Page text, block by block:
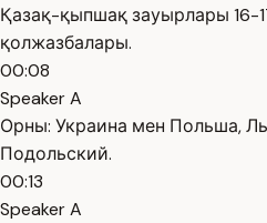
Қазақ-қыпшақ зауырлары 16-
қолжазбалары.
00:08
Speaker A
Орны: Украина мен Польша,
Подольский.
00:13
Speaker A